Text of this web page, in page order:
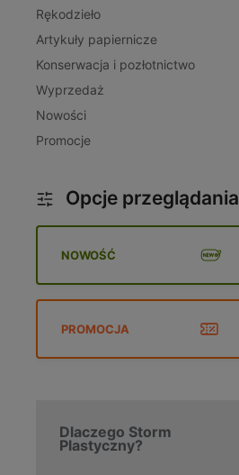
Rękodzieło
Artykuły papiernicze
Konserwacja i pozłotnictwo
Wyprzedaż
Nowości
Promocje
Opcje przeglądania
NOWOŚĆ
PROMOCJA
Dlaczego Storm
Plastyczny?